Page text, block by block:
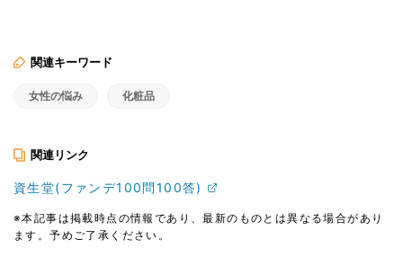
関連キーワード
女性の悩み 化粧品
関連リンク
資生堂(ファンデ100問100答)
※本記事は掲載時点の情報であり、最新のものとは異なる場合があり
ます。予めご了承ください。